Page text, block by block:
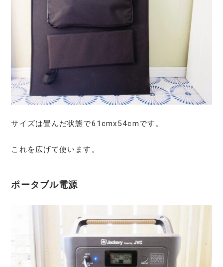
サイズは畳んだ状態で61cmx54cmです。
これを広げて使います。
ポータブル電源